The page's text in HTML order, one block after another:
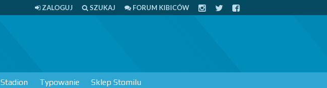
ZALOGUJ SZUKAJ FORUM KIBICÓW
Stadion Typowanie Sklep Stomilu